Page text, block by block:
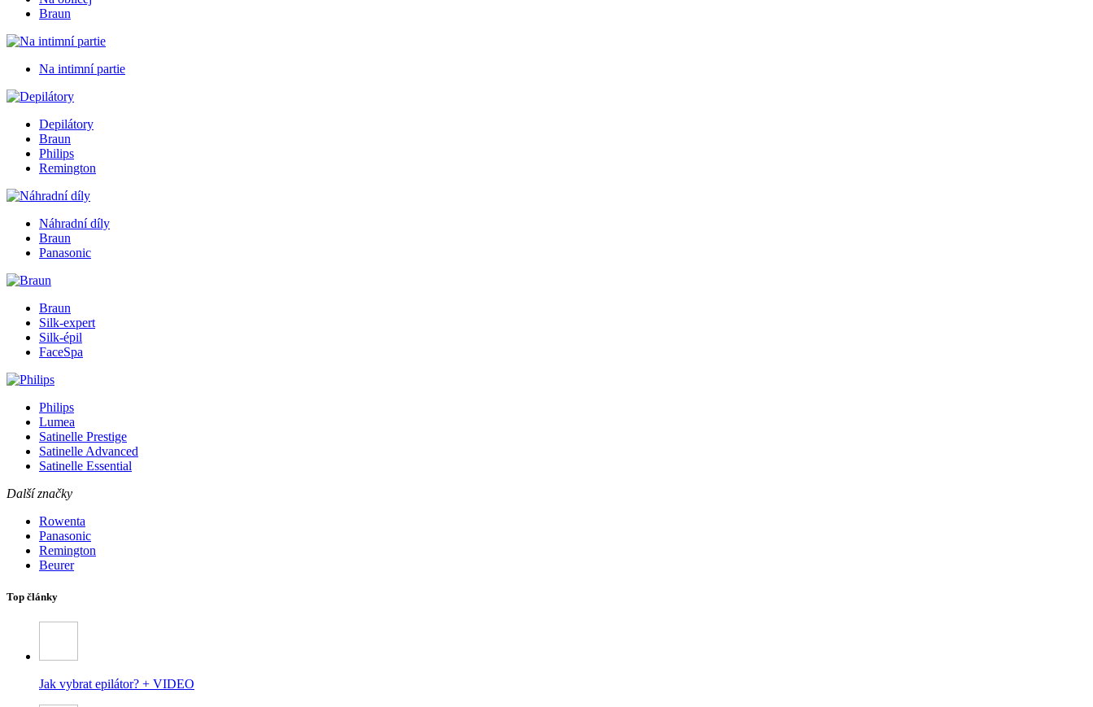
Braun
Na intimní partie
Depilátory
Braun
Philips
Remington
Náhradní díly
Braun
Panasonic
Braun
Silk-expert
Silk-épil
FaceSpa
Philips
Lumea
Satinelle Prestige
Satinelle Advanced
Satinelle Essential
Další značky
Rowenta
Panasonic
Remington
Beurer
Top články
Jak vybrat epilátor? + VIDEO